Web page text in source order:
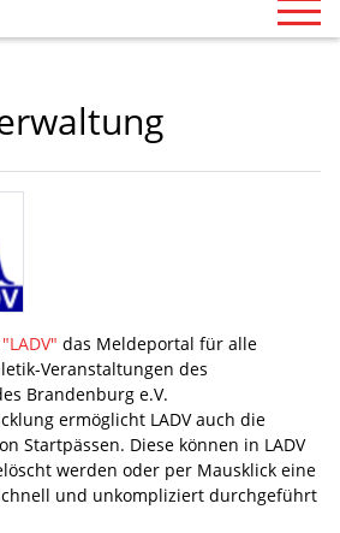
"LADV" das Meldeportal für alle
Veranstaltungen des
Brandenburg e.V.
ermöglicht LADV auch die
Startpässen. Diese können in LADV
werden oder per Mausklick eine
und unkompliziert durchgeführt